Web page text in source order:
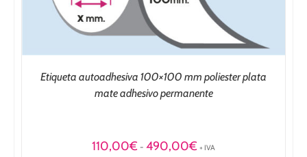
Etiqueta autoadhesiva 100×100 mm poliester plata
mate adhesivo permanente
110,00€ - 490,00€Rango
+ IVA